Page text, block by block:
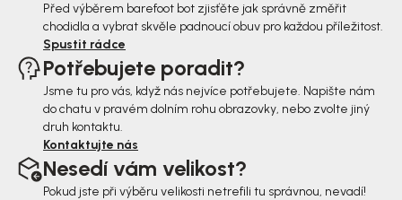
Před výběrem barefoot bot zjisťěte jak správně změřit
chodidla a vybrat skvěle padnoucí obuv pro každou příležitost.
Spustit rádce
Potřebujete poradit?
Jsme tu pro vás, když nás nejvíce potřebujete. Napište nám
do chatu v pravém dolním rohu obrazovky, nebo zvolte jiný
druh kontaktu.
Kontaktujte nás
Nesedí vám velikost?
Pokud jste při výběru velikosti netrefili tu správnou, nevadí!